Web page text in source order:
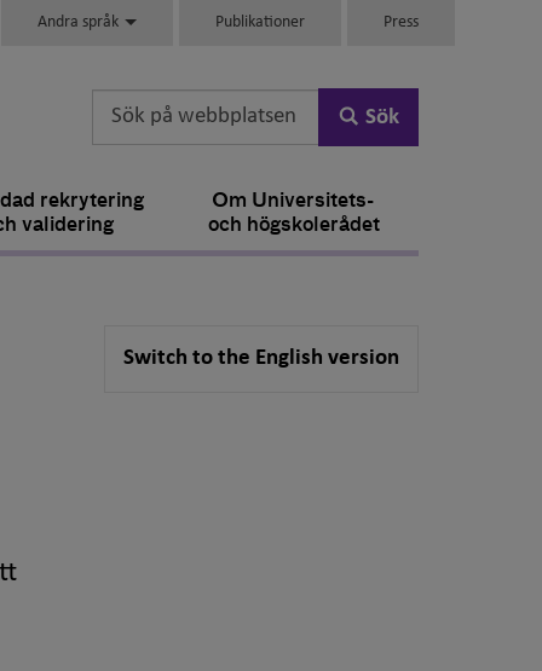
Andra språk Publikationer Press
Sök
rekrytering
validering
Om Universitets-
och högskolerådet
Switch to the English version